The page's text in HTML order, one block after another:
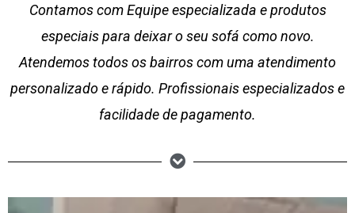
Contamos com Equipe especializada e produtos
especiais para deixar o seu sofá como novo.
Atendemos todos os bairros com uma atendimento
personalizado e rápido. Profissionais especializados e
facilidade de pagamento.